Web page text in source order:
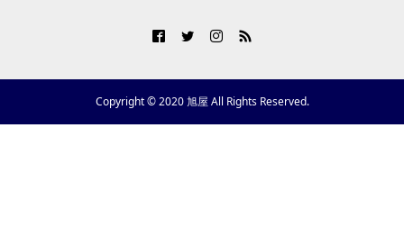
Copyright © 2020 旭屋 All Rights Reserved.